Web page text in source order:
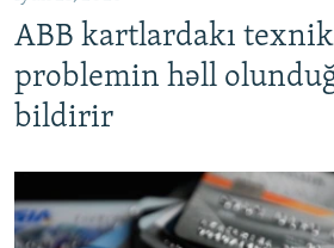
ABB kartlardakı
problemin həll
bildirir